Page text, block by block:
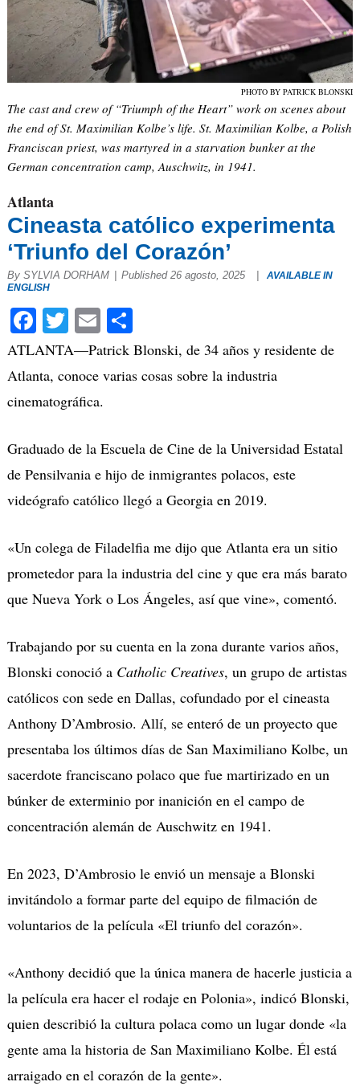
PHOTO BY PATRICK BLONSKI
The cast and crew of “Triumph of the Heart” work on scenes about
the end of St. Maximilian Kolbe’s life. St. Maximilian Kolbe, a Polish
Franciscan priest, was martyred in a starvation bunker at the
German concentration camp, Auschwitz, in 1941.
Atlanta
Cineasta católico experimenta
‘Triunfo del Corazón’
By SYLVIA DORHAM Published 26 agosto, 2025
AVAILABLE IN
ENGLISH
Facebook
Twitter
EmailCompartir
ATLANTA—Patrick Blonski, de 34 años y residente de
Atlanta, conoce varias cosas sobre la industria
cinematográfica.
Graduado de la Escuela de Cine de la Universidad Estatal
de Pensilvania e hijo de inmigrantes polacos, este
videógrafo católico llegó a Georgia en 2019.
«Un colega de Filadelfia me dijo que Atlanta era un sitio
prometedor para la industria del cine y que era más barato
que Nueva York o Los Ángeles, así que vine», comentó.
Trabajando por su cuenta en la zona durante varios años,
Blonski conoció a Catholic Creatives, un grupo de artistas
católicos con sede en Dallas, cofundado por el cineasta
Anthony D’Ambrosio. Allí, se enteró de un proyecto que
presentaba los últimos días de San Maximiliano Kolbe, un
sacerdote franciscano polaco que fue martirizado en un
búnker de exterminio por inanición en el campo de
concentración alemán de Auschwitz en 1941.
En 2023, D’Ambrosio le envió un mensaje a Blonski
invitándolo a formar parte del equipo de filmación de
voluntarios de la película «El triunfo del corazón».
«Anthony decidió que la única manera de hacerle justicia a
la película era hacer el rodaje en Polonia», indicó Blonski,
quien describió la cultura polaca como un lugar donde «la
gente ama la historia de San Maximiliano Kolbe. Él está
arraigado en el corazón de la gente».